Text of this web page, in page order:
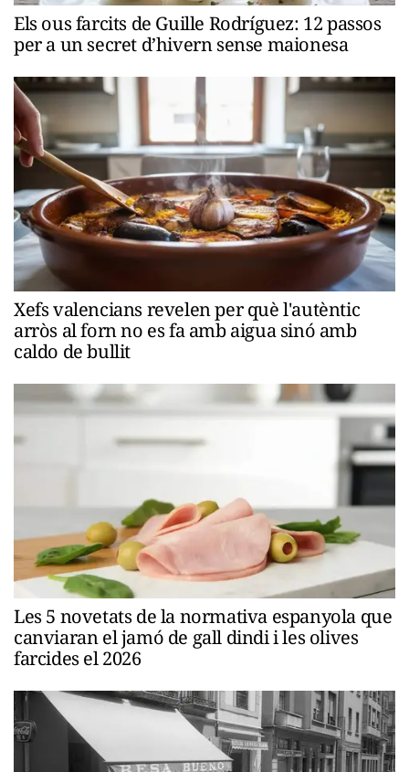
Els ous farcits de Guille Rodríguez: 12 passos
per a un secret d’hivern sense maionesa
Xefs valencians revelen per què l'autèntic
arròs al forn no es fa amb aigua sinó amb
caldo de bullit
Les 5 novetats de la normativa espanyola que
canviaran el jamó de gall dindi i les olives
farcides el 2026